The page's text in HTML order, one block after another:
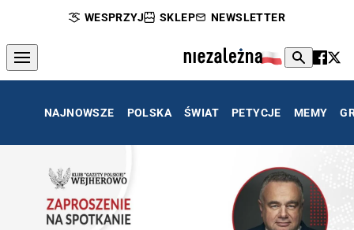
WESPRZYJ SKLEP NEWSLETTER
NAJNOWSZE POLSKA ŚWIAT PETYCJE MEMY